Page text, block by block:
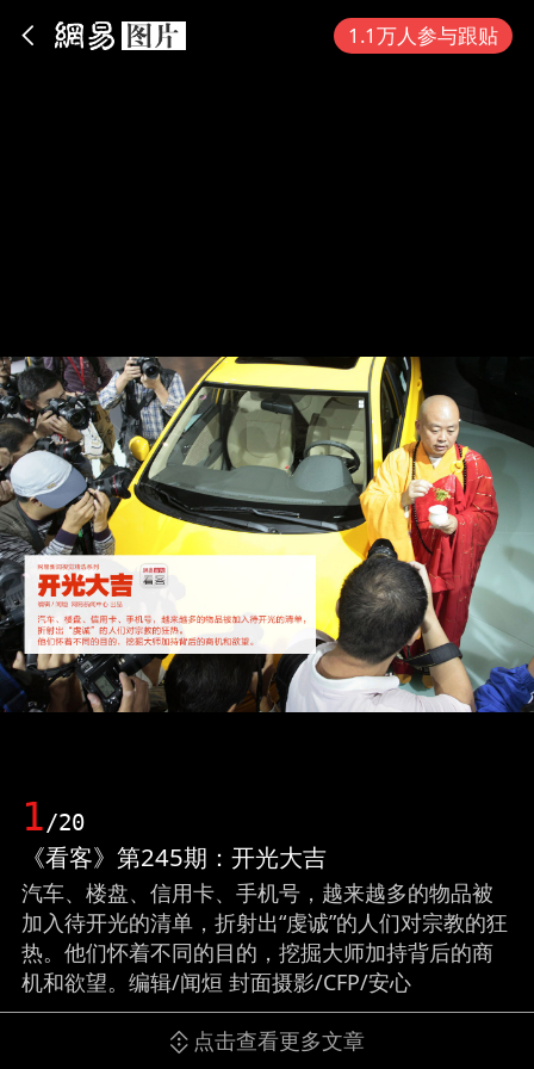
1.1万人参与跟贴
1/20
《看客》第245期：开光大吉
汽车、楼盘、信用卡、手机号，越来越多的物品被
加入待开光的清单，折射出“虔诚”的人们对宗教的狂
热。他们怀着不同的目的，挖掘大师加持背后的商
机和欲望。编辑/闻烜 封面摄影/CFP/安心
点击查看更多文章